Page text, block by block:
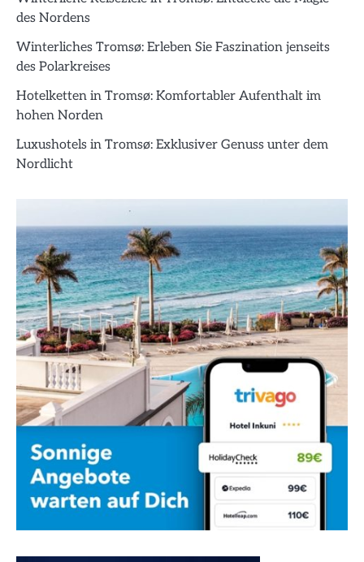
des Nordens
Winterliches Tromsø: Erleben Sie Faszination jenseits
des Polarkreises
Hotelketten in Tromsø: Komfortabler Aufenthalt im
hohen Norden
Luxushotels in Tromsø: Exklusiver Genuss unter dem
Nordlicht